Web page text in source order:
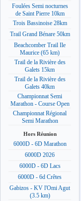
Foulées Semi nocturnes
de Saint Pierre 10km
Trois Bassinoise 28km
Trail Grand Bénare 50km
Beachcomber Trail Ile
Maurice (65 km)
Trail de la Rivière des
Galets 15km
Trail de la Rivière des
Galets 40km
Championnat Semi
Marathon - Course Open
Championnat Régional
Semi Marathon
Hors Réunion
6000D - 6D Marathon
6000D 2026
6000D - 6D Lacs
6000D - 6d Crêtes
Gabizos - KV l'Omi Agut
(3.5 km)